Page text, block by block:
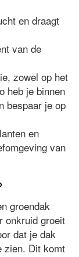
en draagt
van de
zowel op het
heb je binnen
bespaar je op
en
van
groendak
onkruid groeit
dat je dak
zien. Dit komt